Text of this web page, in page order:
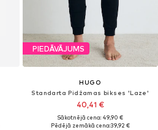
PIEDĀVĀJUMS
HUGO
Standarta Pidžamas bikses 'Laze'
40,41 €
Sākotnējā cena: 49,90 €
Pēdējā zemākā cena:39,92 €